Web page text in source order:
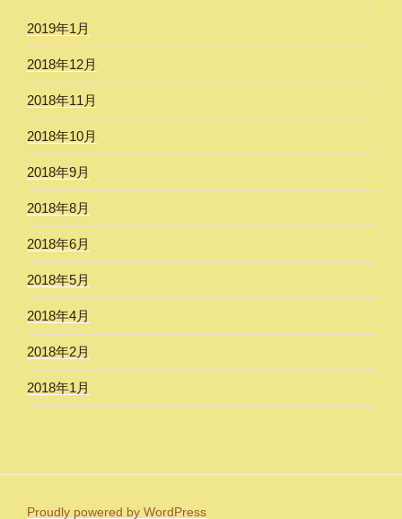
2019年1月
2018年12月
2018年11月
2018年10月
2018年9月
2018年8月
2018年6月
2018年5月
2018年4月
2018年2月
2018年1月
Proudly powered by WordPress